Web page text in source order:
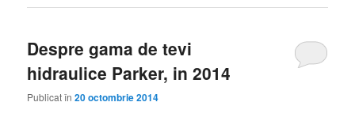
Despre gama de tevi
hidraulice Parker, in 2014
Publicat în20 octombrie 2014